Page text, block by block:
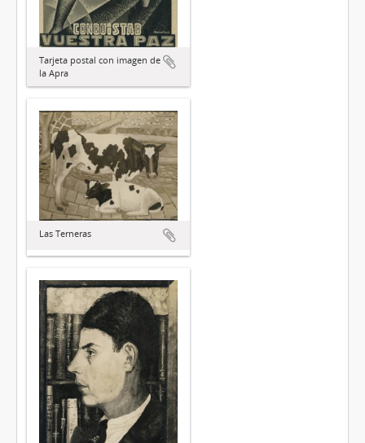
Tarjeta postal con imagen de
la Apra
Las Terneras